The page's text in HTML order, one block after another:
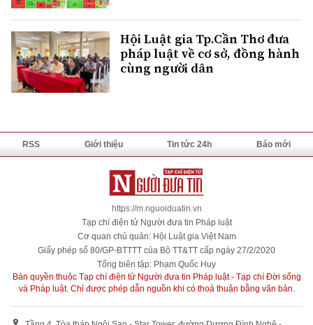
Hội Luật gia Tp.Cần Thơ đưa
pháp luật về cơ sở, đồng hành
cùng người dân
RSS Giới thiệu Tin tức 24h Báo mới
https://m.nguoiduatin.vn
Tạp chí điện tử Người đưa tin Pháp luật
Cơ quan chủ quản: Hội Luật gia Việt Nam
Giấy phép số 80/GP-BTTTT của Bộ TT&TT cấp ngày 27/2/2020
Tổng biên tập: Phạm Quốc Huy
Bản quyền thuộc Tạp chí điện tử Người đưa tin Pháp luật - Tạp chí Đời sống
và Pháp luật. Chỉ được phép dẫn nguồn khi có thoả thuận bằng văn bản.